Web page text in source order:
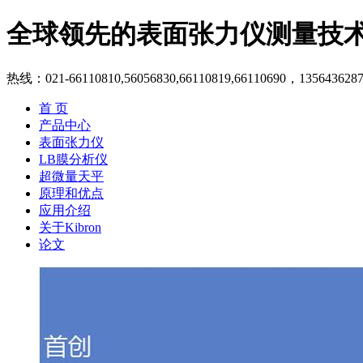
全球领先的表面张力仪测量
热线：021-66110810,56056830,66110819,66110690，
首 页
产品中心
表面张力仪
LB膜分析仪
超微量天平
原理和优点
应用介绍
关于Kibron
论文